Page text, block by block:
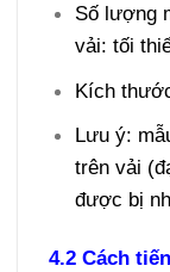
Số lượng
vải: tối
Kích
Lưu ý:
trên vải
được bị
4.2 Cách